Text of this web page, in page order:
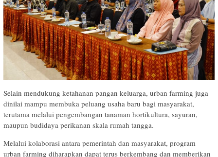
Selain mendukung ketahanan pangan keluarga, urban farming juga
dinilai mampu membuka peluang usaha baru bagi masyarakat,
terutama melalui pengembangan tanaman hortikultura, sayuran,
maupun budidaya perikanan skala rumah tangga.
Melalui kolaborasi antara pemerintah dan masyarakat, program
urban farming diharapkan dapat terus berkembang dan memberikan